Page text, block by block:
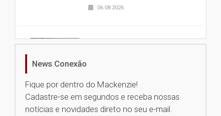
06.08.2026
Nova apresentação do Centro
Universidade Mackenzie
realizará nova edição da Feira
News Conexão
Fique por dentro do Mackenzie!
Cadastre-se em segundos e receba nossas
notícias e novidades direto no seu e-mail.